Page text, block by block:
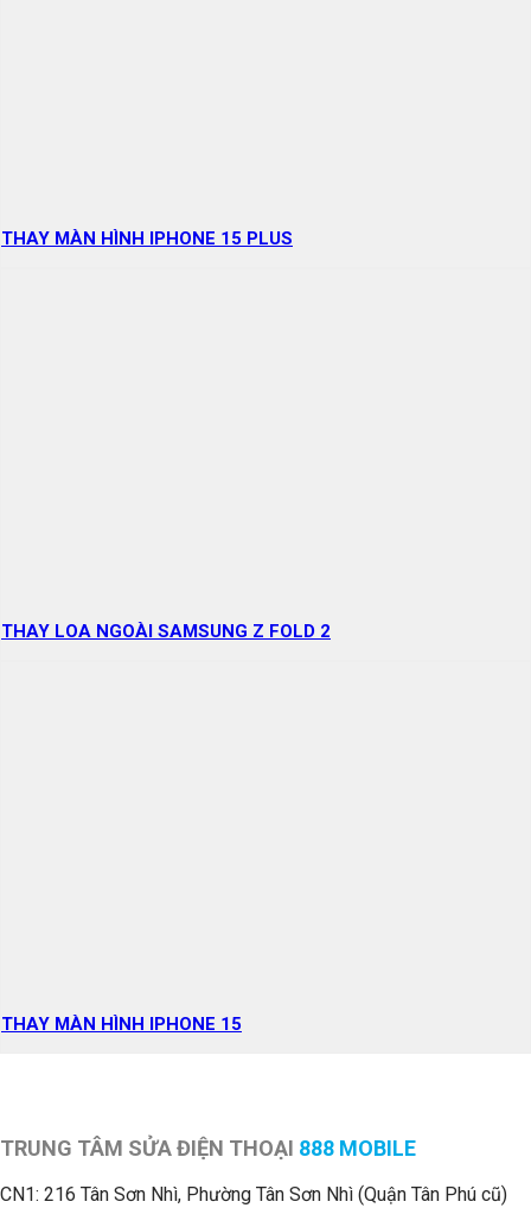
THAY MÀN HÌNH IPHONE 15 PLUS
THAY LOA NGOÀI SAMSUNG Z FOLD 2
THAY MÀN HÌNH IPHONE 15
TRUNG TÂM SỬA ĐIỆN THOẠI 888 MOBILE
CN1: 216 Tân Sơn Nhì, Phường Tân Sơn Nhì (Quận Tân Phú cũ)